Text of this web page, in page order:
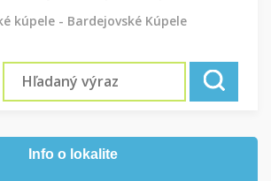
kúpele - Bardejovské Kúpele
Info o lokalite